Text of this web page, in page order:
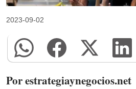
2023-09-02
Por estrategiaynegocios.net